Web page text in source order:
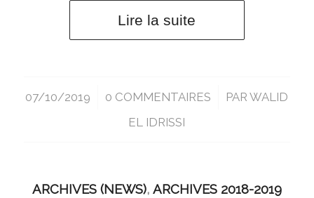
Lire la suite
07/10/2019
/ 0 COMMENTAIRES
/ PARWALID
EL IDRISSI
ARCHIVES (NEWS), ARCHIVES 2018-2019